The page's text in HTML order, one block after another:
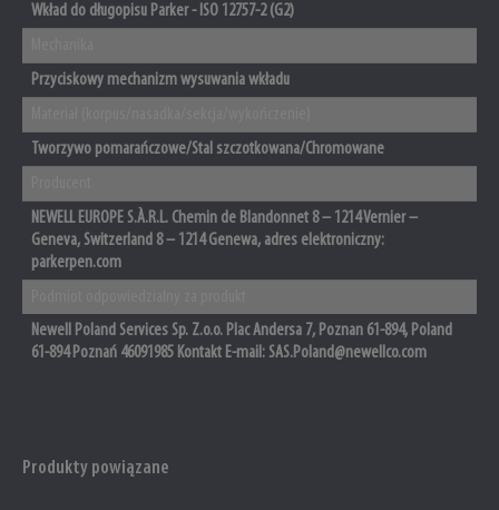
Wkład do długopisu Parker - ISO 12757-2 (G2)
Przyciskowy mechanizm wysuwania wkładu
Tworzywo pomarańczowe/Stal szczotkowana/Chromowane
NEWELL EUROPE S.À.R.L. Chemin de Blandonnet 8 – 1214 Vernier –
Geneva, Switzerland 8 – 1214 Genewa, adres elektroniczny:
parkerpen.com
Newell Poland Services Sp. Z.o.o. Plac Andersa 7, Poznan 61-894, Poland
61-894 Poznań 46091985 Kontakt E-mail: SAS.Poland@newellco.com
Produkty powiązane